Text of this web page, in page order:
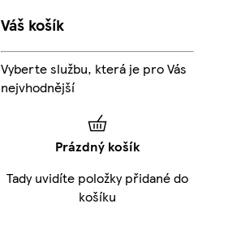
Váš košík
Vyberte službu, která je pro Vás
nejvhodnější
Prázdný košík
Tady uvidíte položky přidané do
košíku